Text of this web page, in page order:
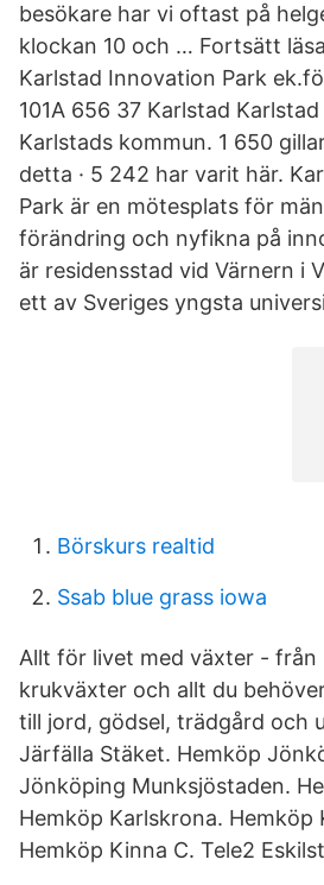
besökare har vi oftast på
klockan 10 och … Fortsätt
Karlstad Innovation Park
101A 656 37 Karlstad
Karlstads kommun. 1 650
detta · 5 242 har varit här.
Park är en mötesplats för
förändring och nyfikna på
är residensstad vid Värnern i
ett av Sveriges yngsta
Börskurs realtid
Ssab blue grass iowa
Allt för livet med växter - från
krukväxter och allt du
till jord, gödsel, trädgård och
Järfälla Stäket. Hemköp
Jönköping Munksjöstaden.
Hemköp Karlskrona. Hemköp
Hemköp Kinna C. Tele2